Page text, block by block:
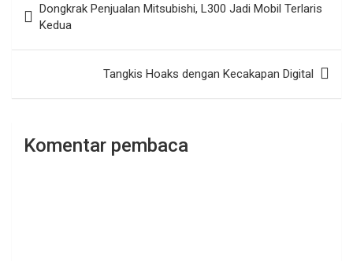
pos
Dongkrak Penjualan Mitsubishi, L300 Jadi Mobil Terlaris
Kedua
Tangkis Hoaks dengan Kecakapan Digital
Komentar pembaca